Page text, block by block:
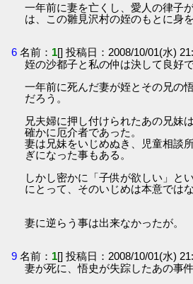
一年前に妻を亡くし、愛人の律子
は、この雛見沢村の姪のもとに身
6 名前： 1[] 投稿日：2008/10/01(水)
姪の沙都子と私の仲は決して良好で
一年前に死んだ妻が姪とその兄の
だろう。
兄夫婦に押し付けられたあの兄妹
確かに厄介者であった。
妻は兄妹をいじめぬき、児童相談
ぎになった事もある。
しかし密かに「子供が欲しい」と
にとって、そのいじめは本意ではな
妻に逆らう事は出来なかったが。
9 名前： 1[] 投稿日：2008/10/01(水)
妻が死に、悟史が失踪したあの事